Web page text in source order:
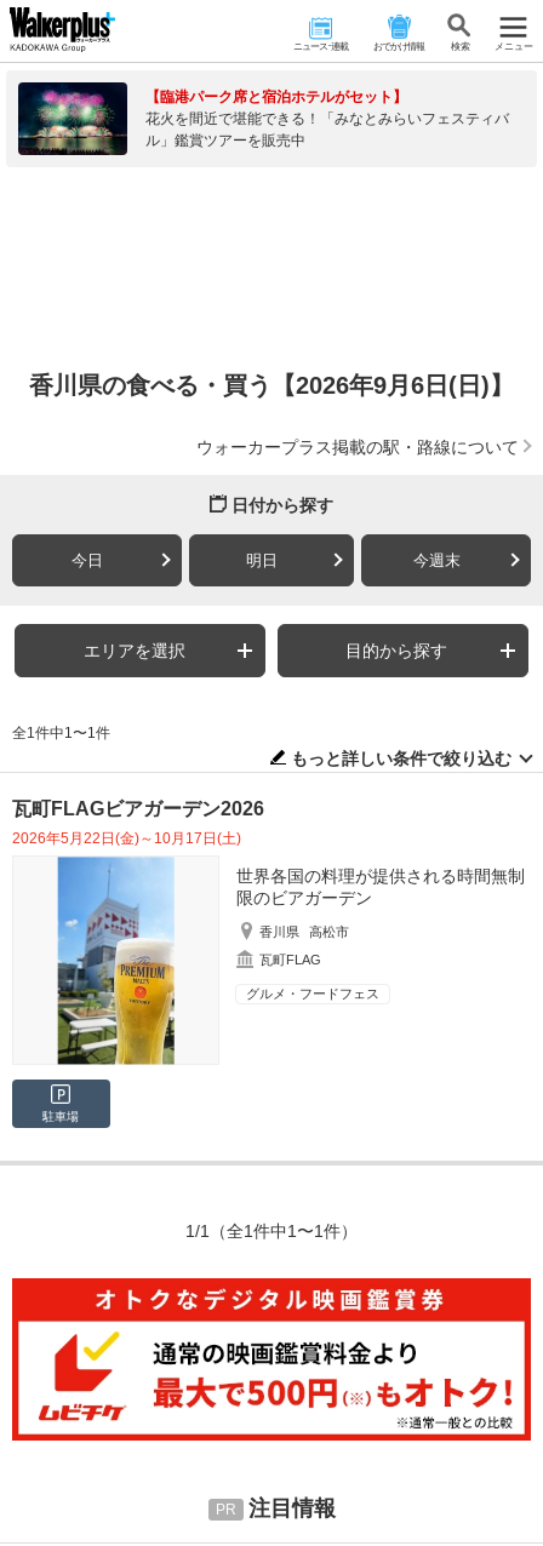
ニュース･連載 おでかけ情報 検 索 メニュー
【臨港パーク席と宿泊ホテルがセット】
花火を間近で堪能できる！「みなとみらいフェスティバ
ル」鑑賞ツアーを販売中
香川県の食べる・買う【2026年9月6日(日)】
ウォーカープラス掲載の駅・路線について
日付から探す
今日 明日 今週末
エリアを選択 目的から探す
全1件中1〜1件
もっと詳しい条件で絞り込む
瓦町FLAGビアガーデン2026
2026年5月22日(金)～10月17日(土)
世界各国の料理が提供される時間無制
限のビアガーデン
香川県
高松市
瓦町FLAG
グルメ・フードフェス
駐車場
1/1 （全1件中1〜1件）
注目情報